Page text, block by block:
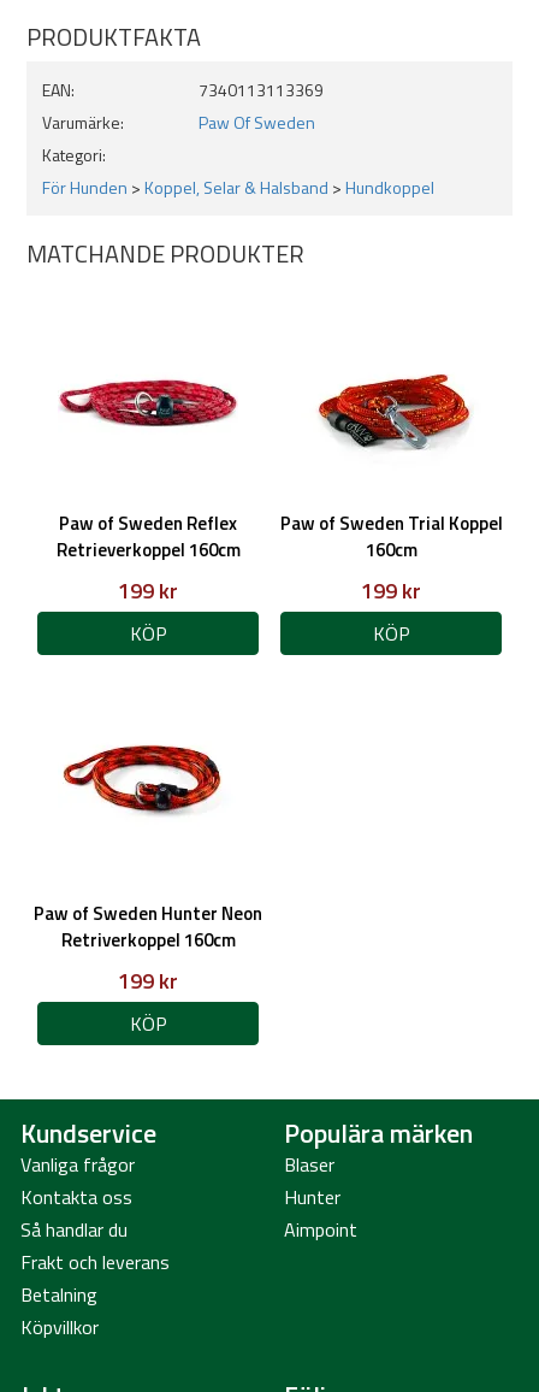
Robusta stoppers och ringar
Slitstarkt
PRODUKTFAKTA
EAN:
7340113113369
Varumärke:
Paw Of Sweden
Kategori:
För Hunden >Koppel, Selar & Halsband >Hundkoppel
MATCHANDE PRODUKTER
Paw of Sweden Reflex
Retrieverkoppel 160cm
199 kr
KÖP
Paw of Sweden Trial Koppel
160cm
199 kr
KÖP
Paw of Sweden Hunter Neon
Retriverkoppel 160cm
199 kr
KÖP
Kundservice
Vanliga frågor
Kontakta oss
Så handlar du
Frakt och leverans
Betalning
Köpvillkor
Populära märken
Blaser
Hunter
Aimpoint